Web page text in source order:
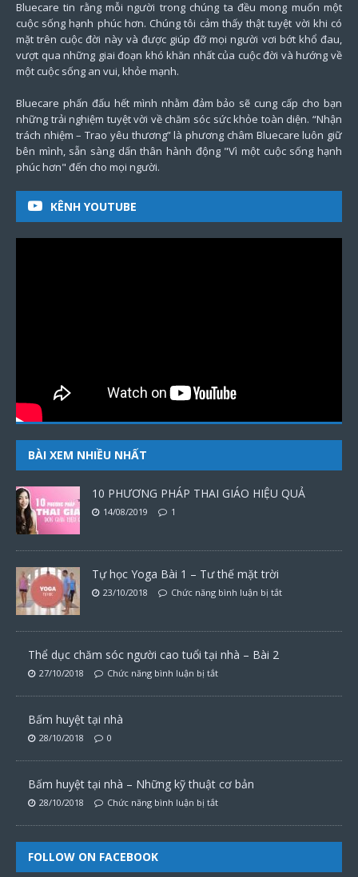
Bluecare tin rằng mỗi người trong chúng ta đều mong muốn một
cuộc sống hạnh phúc hơn. Chúng tôi cảm thấy thật tuyệt vời khi có
mặt trên cuộc đời này và được giúp đỡ mọi người vơi bớt khổ đau,
vượt qua những giai đoạn khó khăn nhất của cuộc đời và hướng về
một cuộc sống an vui, khỏe mạnh.
Bluecare phấn đấu hết mình nhằm đảm bảo sẽ cung cấp cho bạn
những trải nghiệm tuyệt vời về chăm sóc sức khỏe toàn diện. “Nhận
trách nhiệm – Trao yêu thương” là phương châm Bluecare luôn giữ
bên mình, sẵn sàng dấn thân hành động "Vì một cuộc sống hạnh
phúc hơn" đến cho mọi người.
KÊNH YOUTUBE
BÀI XEM NHIỀU NHẤT
10 PHƯƠNG PHÁP THAI GIÁO HIỆU QUẢ
14/08/2019 1
Tự học Yoga Bài 1 – Tư thế mặt trời
23/10/2018 Chức năng bình luận bị tắt
Thể dục chăm sóc người cao tuổi tại nhà – Bài 2
27/10/2018 Chức năng bình luận bị tắt
Bấm huyệt tại nhà
28/10/2018 0
Bấm huyệt tại nhà – Những kỹ thuật cơ bản
28/10/2018 Chức năng bình luận bị tắt
FOLLOW ON FACEBOOK